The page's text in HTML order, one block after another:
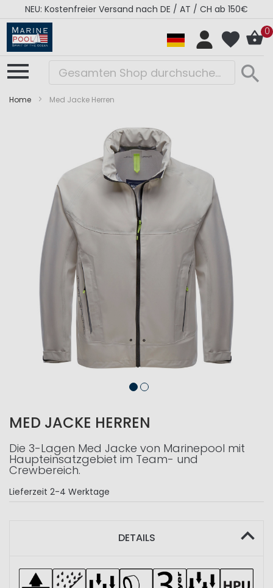
NEU: Kostenfreier Versand nach DE / AT / CH ab 150€
0
Home Med Jacke Herren
Bildergalerie
springen
Bildergalerie
springen
MED JACKE HERREN
Die 3-Lagen Med Jacke von Marinepool mit
Haupteinsatzgebiet im Team- und
Crewbereich.
Lieferzeit 2-4 Werktage
DETAILS